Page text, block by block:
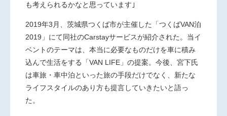
も考えられるかなと思っています｣
2019年3月、茨城県つくば市が主催した「つくばVAN泊
2019」にて同社のCarstayサービスが紹介された。当イ
ベントのテーマは、本当に必要なものだけを車に積み
込んで生活をする「VAN LIFE」の提案。今後、宮下氏
は車旅・車中泊といった旅の手段だけでなく、新たな
ライフスタイルのあり方も提言していきたいと語っ
た。